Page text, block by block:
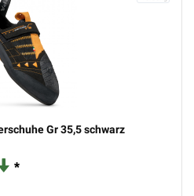
Gr 35,5 schwarz